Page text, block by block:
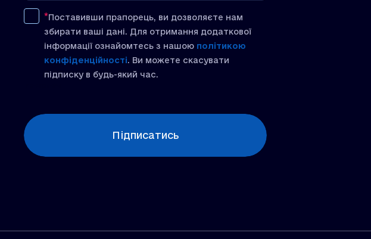
Поставивши прапорець, ви дозволяєте нам
збирати ваші дані. Для отримання додаткової
інформації ознайомтесь з нашою політикою
конфіденційності. Ви можете скасувати
підписку в будь-який час.
Підписатись